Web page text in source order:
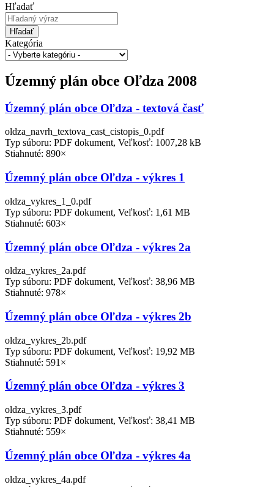
Hľadať
Hľadať
Kategória
Územný plán obce Oľdza 2008
Územný plán obce Oľdza - textová časť
oldza_navrh_textova_cast_cistopis_0.pdf
Typ súboru: PDF dokument, Veľkosť: 1007,28 kB
Stiahnuté: 890×
Územný plán obce Oľdza - výkres 1
oldza_vykres_1_0.pdf
Typ súboru: PDF dokument, Veľkosť: 1,61 MB
Stiahnuté: 603×
Územný plán obce Oľdza - výkres 2a
oldza_vykres_2a.pdf
Typ súboru: PDF dokument, Veľkosť: 38,96 MB
Stiahnuté: 978×
Územný plán obce Oľdza - výkres 2b
oldza_vykres_2b.pdf
Typ súboru: PDF dokument, Veľkosť: 19,92 MB
Stiahnuté: 591×
Územný plán obce Oľdza - výkres 3
oldza_vykres_3.pdf
Typ súboru: PDF dokument, Veľkosť: 38,41 MB
Stiahnuté: 559×
Územný plán obce Oľdza - výkres 4a
oldza_vykres_4a.pdf